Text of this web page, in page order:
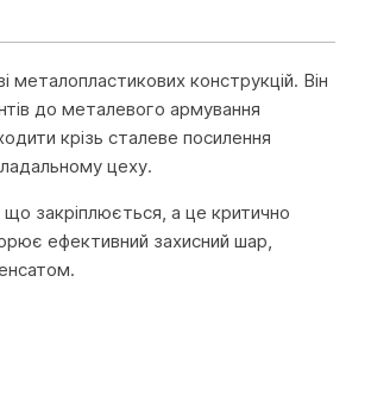
конструкцій. Він
до металевого армування
крізь сталеве посилення
цеху.
закріплюється, а це критично
ефективний захисний шар,